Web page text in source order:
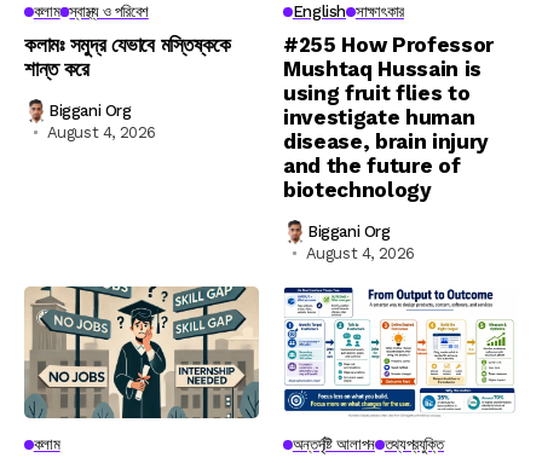
কলাম স্বাস্থ্য ও পরিবেশ
কলামঃ সমুদ্র যেভাবে মস্তিষ্ককে
শান্ত করে
Biggani Org
August 4, 2026
English সাক্ষাৎকার
#255 How Professor
Mushtaq Hussain is
using fruit flies to
investigate human
disease, brain injury
and the future of
biotechnology
Biggani Org
August 4, 2026
কলাম অন্তর্দৃষ্টি আলাপন তথ্যপ্রযুক্তি